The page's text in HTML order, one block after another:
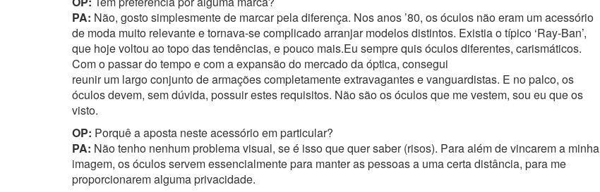
PA: Não, gosto simplesmente de marcar pela diferença. Nos anos ’80, os óculos não eram um acessório
de moda muito relevante e tornava-se complicado arranjar modelos distintos. Existia o típico ‘Ray-Ban’,
que hoje voltou ao topo das tendências, e pouco mais.Eu sempre quis óculos diferentes, carismáticos.
Com o passar do tempo e com a expansão do mercado da óptica, consegui
reunir um largo conjunto de armações completamente extravagantes e vanguardistas. E no palco, os
óculos devem, sem dúvida, possuir estes requisitos. Não são os óculos que me vestem, sou eu que os
visto.
OP: Porquê a aposta neste acessório em particular?
PA: Não tenho nenhum problema visual, se é isso que quer saber (risos). Para além de vincarem a minha
imagem, os óculos servem essencialmente para manter as pessoas a uma certa distância, para me
proporcionarem alguma privacidade.